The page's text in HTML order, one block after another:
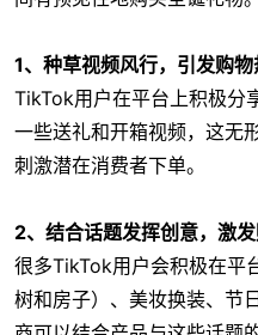
1、种草视频风行，引发购物
TikTok用户在平台上积极分
一些送礼和开箱视频，这无
刺激潜在消费者下单。
2、结合话题发挥创意，激
很多TikTok用户会积极在平
树和房子）、美妆换装、节